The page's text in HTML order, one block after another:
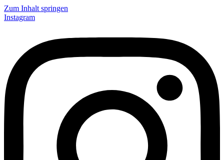
Zum Inhalt springen
Instagram